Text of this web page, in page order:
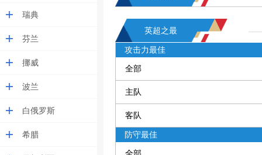
瑞典
芬兰
挪威
波兰
白俄罗斯
希腊
英超之最
攻击力最佳
全部
主队
客队
防守最佳